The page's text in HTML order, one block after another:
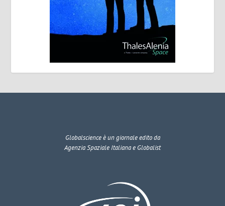
Globalscienceè un giornale edito da
Agenzia Spaziale Italiana e Globalist